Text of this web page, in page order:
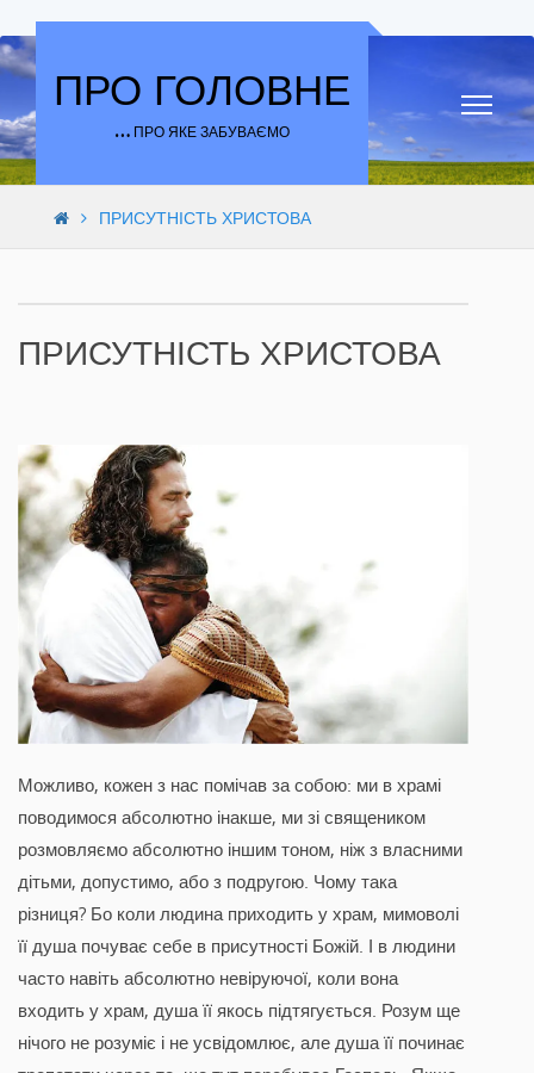
Skip to content
ПРО ГОЛОВНЕ
… ПРО ЯКЕ ЗАБУВАЄМО
ПРИСУТНІСТЬ ХРИСТОВА
ПРИСУТНІСТЬ ХРИСТОВА
Можливо, кожен з нас помічав за собою: ми в храмі
поводимося абсолютно інакше, ми зі священиком
розмовляємо абсолютно іншим тоном, ніж з власними
дітьми, допустимо, або з подругою. Чому така
різниця? Бо коли людина приходить у храм, мимоволі
її душа почуває себе в присутності Божій. І в людини
часто навіть абсолютно невіруючої, коли вона
входить у храм, душа її якось підтягується. Розум ще
нічого не розуміє і не усвідомлює, але душа її починає